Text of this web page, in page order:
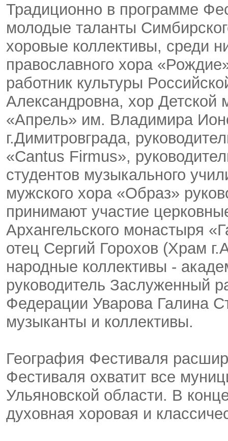
Традиционно в программе
молодые таланты
хоровые коллективы, среди
православного хора
работник культуры
Александровна, хор
«Апрель» им. Владимира
г.Димитровграда,
«Cantus Firmus»,
студентов музыкального
мужского хора «Образ»
принимают участие
Архангельского монастыря
отец Сергий Горохов (Храм
народные коллективы -
руководитель Заслуженный
Федерации Уварова Галина
музыканты и коллективы.
География Фестиваля
Фестиваля охватит все
Ульяновской области. В
духовная хоровая и